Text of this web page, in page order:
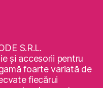
S.R.L.
şi accesorii pentru
foarte variată de
fiecărui